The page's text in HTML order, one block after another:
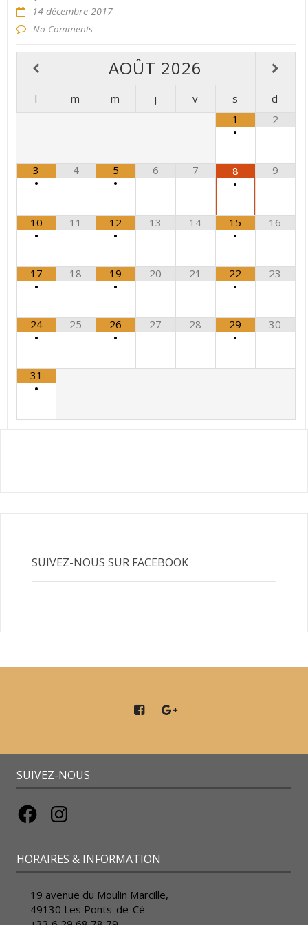
14 décembre 2017
No Comments
AOÛT 2026
l m m j v s
d
1
•
2
3
•
4
5
•
6 7
8
•
9
10
•
11
12
•
13 14
15
•
16
17
•
18
19
•
20 21
22
•
23
24
•
25
26
•
27 28
29
•
30
31
•
SUIVEZ-NOUS SUR FACEBOOK
SUIVEZ-NOUS
FacebookInstagram
HORAIRES & INFORMATION
19 avenue du Moulin Marcille,
49130 Les Ponts-de-Cé